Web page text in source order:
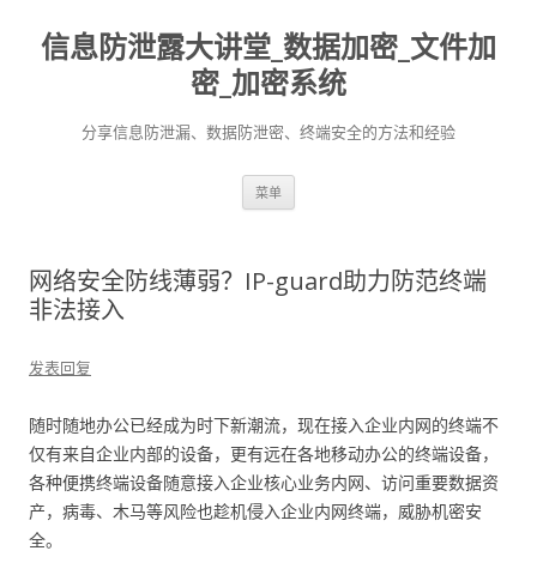
信息防泄露大讲堂_数据加密_文件加
密_加密系统
分享信息防泄漏、数据防泄密、终端安全的方法和经验
菜单
网络安全防线薄弱？IP-guard助力防范终端
非法接入
发表回复
随时随地办公已经成为时下新潮流，现在接入企业内网的终端不
仅有来自企业内部的设备，更有远在各地移动办公的终端设备，
各种便携终端设备随意接入企业核心业务内网、访问重要数据资
产，病毒、木马等风险也趁机侵入企业内网终端，威胁机密安
全。